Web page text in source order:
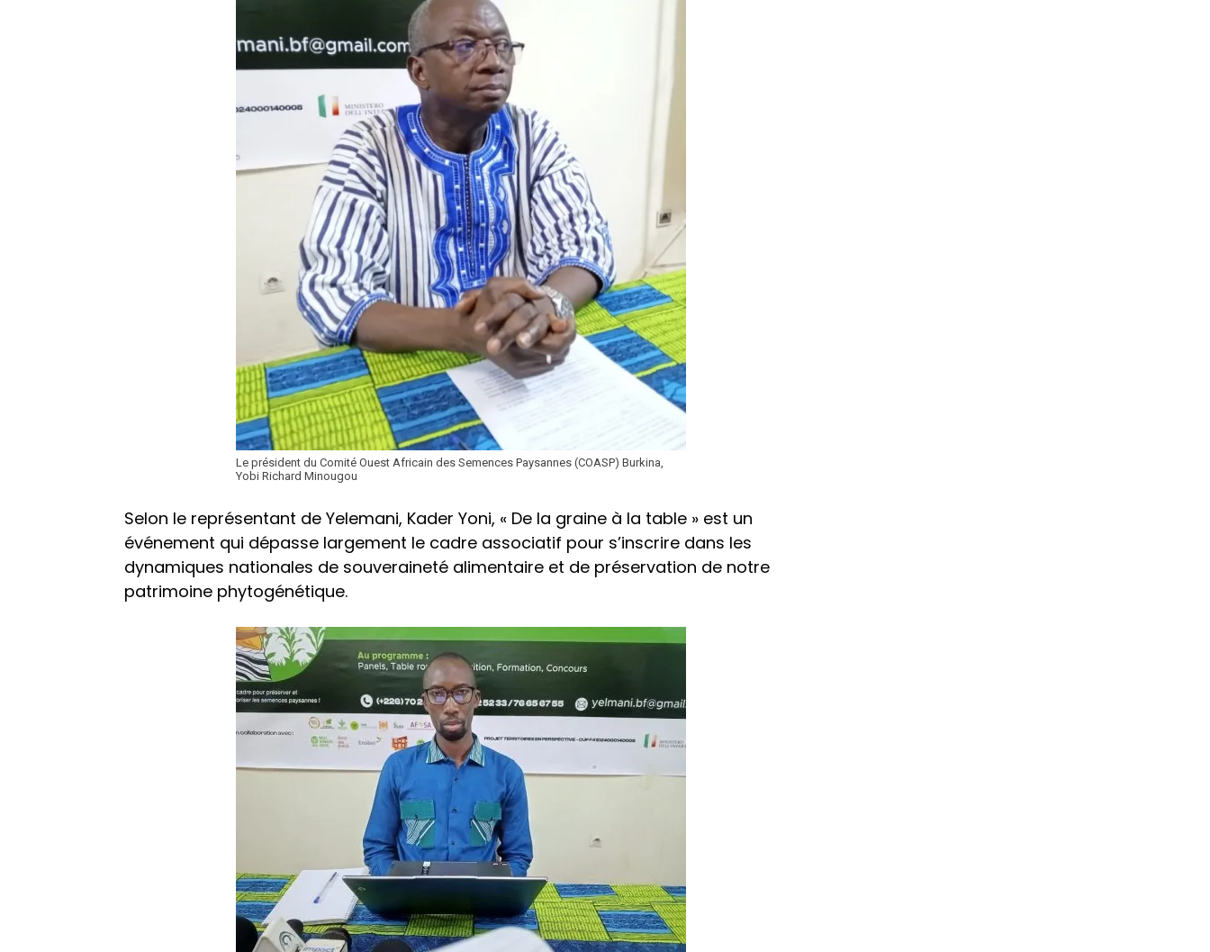
Le président du Comité Ouest Africain des Semences Paysannes (COASP) Burkina,
Yobi Richard Minougou
Selon le représentant de Yelemani, Kader Yoni, « De la graine à la table » est un
événement qui dépasse largement le cadre associatif pour s’inscrire dans les
dynamiques nationales de souveraineté alimentaire et de préservation de notre
patrimoine phytogénétique.